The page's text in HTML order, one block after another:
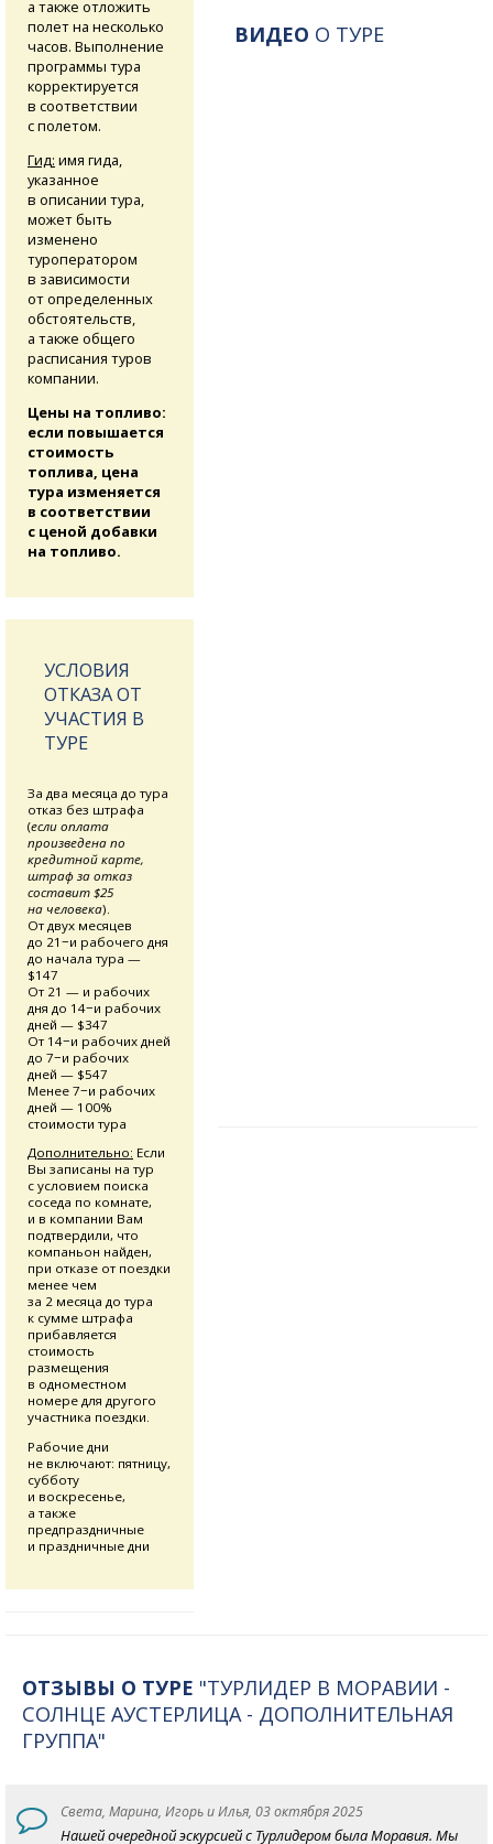
ВИДЕО О ТУРЕ
а также отложить
полет на несколько
часов. Выполнение
программы тура
корректируется
в соответствии
с полетом.
Гид: имя гида,
указанное
в описании тура,
может быть
изменено
туроператором
в зависимости
от определенных
обстоятельств,
а также общего
расписания туров
компании.
Цены на топливо:
если повышается
стоимость
топлива, цена
тура изменяется
в соответствии
с ценой добавки
на топливо.
УСЛОВИЯ
ОТКАЗА ОТ
УЧАСТИЯ В
ТУРЕ
За два месяца до тура
отказ без штрафа
(если оплата
произведена по
кредитной карте,
штраф за отказ
составит $25
на человека).
От двух месяцев
до 21−и рабочего дня
до начала тура —
$147
От 21 — и рабочих
дня до 14−и рабочих
дней — $347
От 14−и рабочих дней
до 7−и рабочих
дней — $547
Менее 7−и рабочих
дней — 100%
стоимости тура
Дополнительно: Если
Вы записаны на тур
с условием поиска
соседа по комнате,
и в компании Вам
подтвердили, что
компаньон найден,
при отказе от поездки
менее чем
за 2 месяца до тура
к сумме штрафа
прибавляется
стоимость
размещения
в одноместном
номере для другого
участника поездки.
Рабочие дни
не включают: пятницу,
субботу
и воскресенье,
а также
предпраздничные
и праздничные дни
ОТЗЫВЫ О ТУРЕ "ТУРЛИДЕР В МОРАВИИ -
СОЛНЦЕ АУСТЕРЛИЦА - ДОПОЛНИТЕЛЬНАЯ
ГРУППА"
Света, Марина, Игорь и Илья, 03 октября 2025
Нашей очередной эскурсией с Турлидером была Моравия. Мы